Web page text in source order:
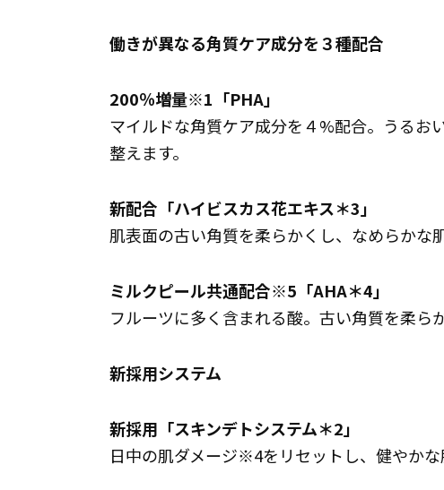
働きが異なる角質ケア成分を３種配合
200％増量※1「PHA」
マイルドな角質ケア成分を４%配合。うるお
整えます。
新配合「ハイビスカス花エキス＊3」
肌表面の古い角質を柔らかくし、なめらかな
ミルクピール共通配合※5「AHA＊4」
フルーツに多く含まれる酸。古い角質を柔ら
新採用システム
新採用「スキンデトシステム＊2」
日中の肌ダメージ※4をリセットし、健やかな